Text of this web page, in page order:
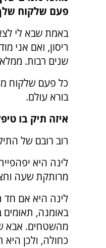
פעם שלקוח
באמת שבא לי
ריסון, ואם אני
שנים רבות.
כל פעם שלקוח
בורא עולם.
איזה תיק בו
רוב רובם של
לינה היא
מרותקת שעה
לינה היא אם חד
באומנה, תאומים
מהשטחים. אבא
כחולה, ולכן